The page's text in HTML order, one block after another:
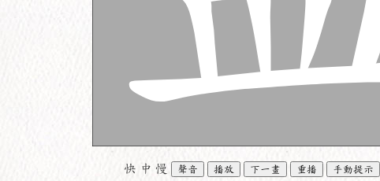
快 中 慢 聲音 播放 下一畫 重播 手動提示